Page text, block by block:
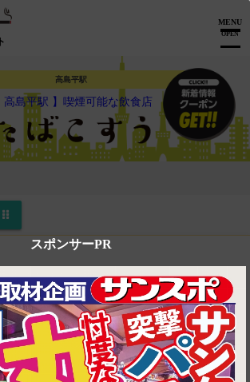
MENU
OPEN
スポンサーPR
高島平駅
高島平駅 】喫煙可能な飲食店